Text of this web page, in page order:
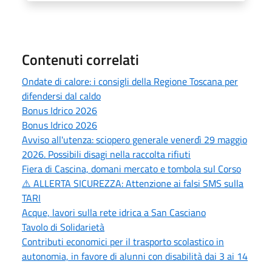
Contenuti correlati
Ondate di calore: i consigli della Regione Toscana per
difendersi dal caldo
Bonus Idrico 2026
Bonus Idrico 2026
Avviso all'utenza: sciopero generale venerdì 29 maggio
2026. Possibili disagi nella raccolta rifiuti
Fiera di Cascina, domani mercato e tombola sul Corso
⚠️ ALLERTA SICUREZZA: Attenzione ai falsi SMS sulla
TARI
Acque, lavori sulla rete idrica a San Casciano
Tavolo di Solidarietà
Contributi economici per il trasporto scolastico in
autonomia, in favore di alunni con disabilità dai 3 ai 14